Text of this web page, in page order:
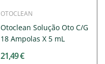
OTOCLEAN
Otoclean Solução Oto C/G
18 Ampolas X 5 mL
21,49 €